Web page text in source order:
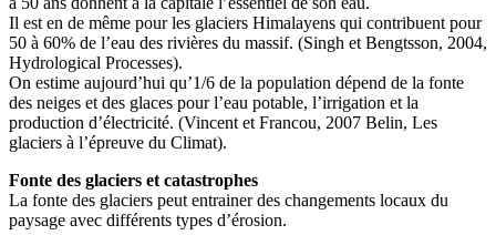
Il est en de même pour les glaciers Himalayens qui contribuent pour
50 à 60% de l’eau des rivières du massif. (Singh et Bengtsson, 2004,
Hydrological Processes).
On estime aujourd’hui qu’1/6 de la population dépend de la fonte
des neiges et des glaces pour l’eau potable, l’irrigation et la
production d’électricité. (Vincent et Francou, 2007 Belin, Les
glaciers à l’épreuve du Climat).
Fonte des glaciers et catastrophes
La fonte des glaciers peut entrainer des changements locaux du
paysage avec différents types d’érosion.